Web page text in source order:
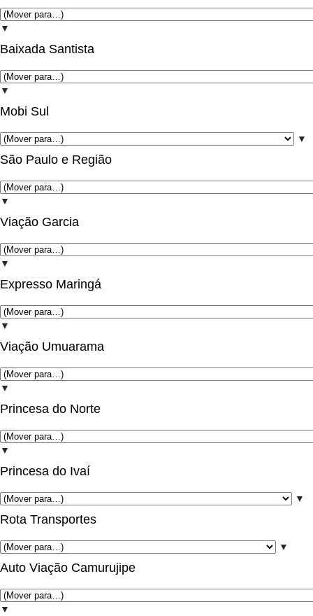
▼
Baixada Santista
▼
Mobi Sul
▼
São Paulo e Região
▼
Viação Garcia
▼
Expresso Maringá
▼
Viação Umuarama
▼
Princesa do Norte
▼
Princesa do Ivaí
▼
Rota Transportes
▼
Auto Viação Camurujipe
▼